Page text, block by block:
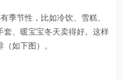
季节性，比如冷饮、雪糕、
套、暖宝宝冬天卖得好。这样
如下图）。